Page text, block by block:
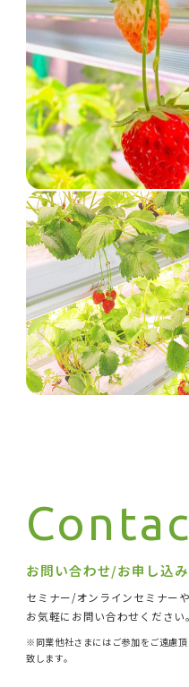
お問い合わせ/お申し込
セミナー/オンラインセミナー
お気軽にお問い合わせください。
※同業他社さまにはご参加をご遠慮
致します。